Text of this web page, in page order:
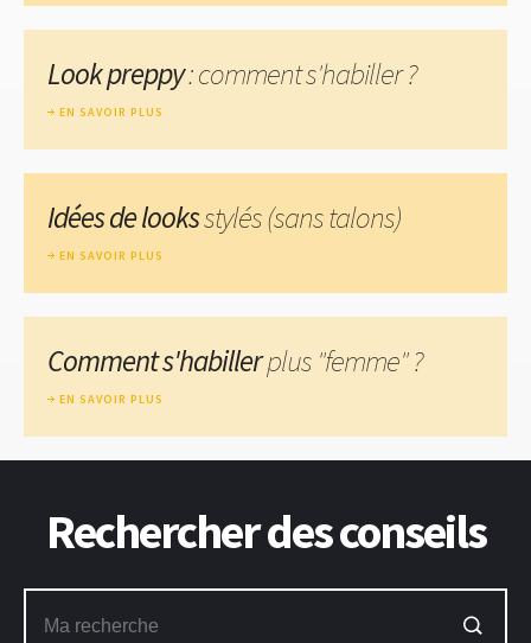
Look preppy: comment s'habiller ?
EN SAVOIR PLUS
Idées de looksstylés (sans talons)
EN SAVOIR PLUS
Comment s'habillerplus "femme" ?
EN SAVOIR PLUS
Rechercher des conseils